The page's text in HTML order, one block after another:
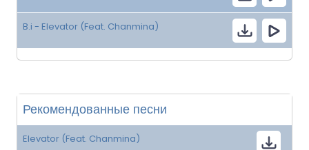
B.i - Elevator (Feat. Chanmina)
Рекомендованные песни
Elevator (Feat. Chanmina)